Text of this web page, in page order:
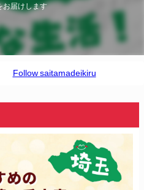
お届けします
Follow saitamadeikiru